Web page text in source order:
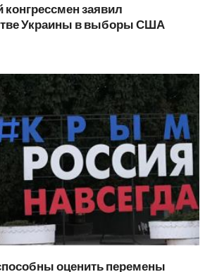
заявил
Украины в выборы США
оценить перемены